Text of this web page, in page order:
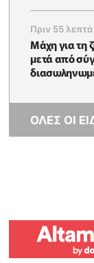
Πριν 55 λεπτά
Μάχη για τη
μετά από
ΟΛΕΣ ΟΙ